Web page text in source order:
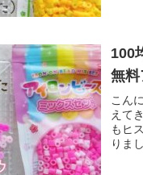
100
無
こん
えて
もヒ
りま